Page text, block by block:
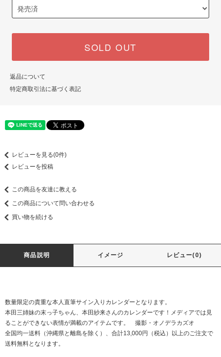
SOLD OUT
返品について
特定商取引法に基づく表記
レビューを見る(0件)
レビューを投稿
この商品を友達に教える
この商品について問い合わせる
買い物を続ける
商品説明 イメージ レビュー(0)
数量限定の貴重な本人直筆サイン入りカレンダーとなります。
本田三姉妹の末っ子ちゃん、本田紗来さんのカレンダーです！メディアでは見
ることができない表情が満載のアイテムです。 撮影・オノデラカズオ
全国均一送料（沖縄県と離島を除く）、合計13,000円（税込）以上のご注文で
送料無料となります。